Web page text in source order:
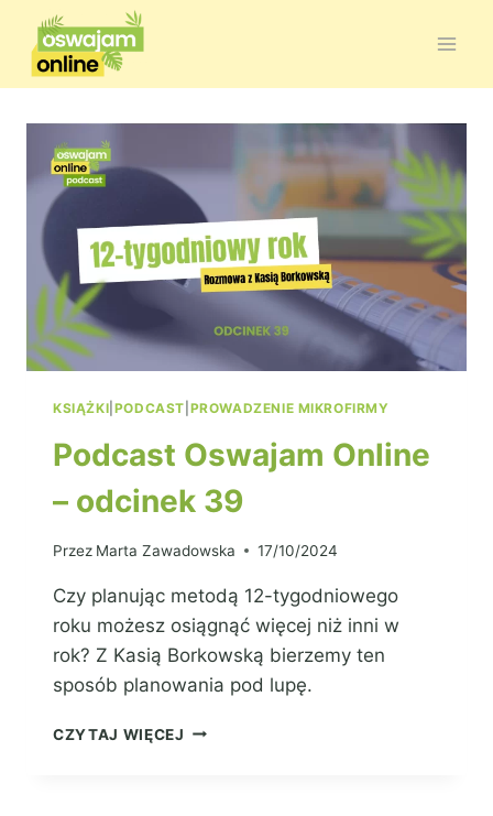
KSIĄŻKI PODCAST PROWADZENIE MIKROFIRMY
Podcast Oswajam Online
– odcinek 39
Przez Marta Zawadowska 17/10/2024
Czy planując metodą 12-tygodniowego
roku możesz osiągnąć więcej niż inni w
rok? Z Kasią Borkowską bierzemy ten
sposób planowania pod lupę.
CZYTAJ WIĘCEJ